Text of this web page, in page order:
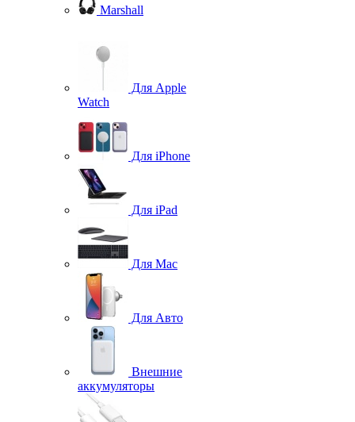
Marshall
Для Apple
Watch
Для iPhone
Для iPad
Для Mac
Для Авто
Внешние
аккумуляторы